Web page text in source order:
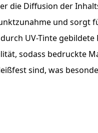
die Diffusion der
und sorgt
UV-Tinte gebildete
sodass bedruckte
sind, was